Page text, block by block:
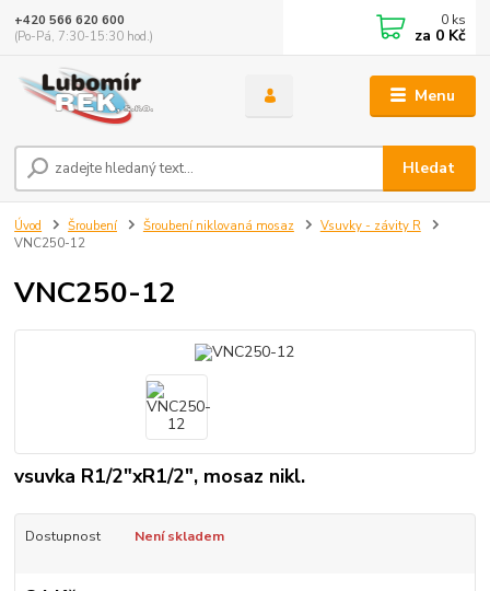
Menu
Hledat
+420 566 620 600
(Po-Pá, 7:30-15:30 hod.)
0 ks
za 0 Kč
Úvod Šroubení Šroubení niklovaná mosaz
Vsuvky - závity R
VNC250-12
VNC250-12
vsuvka R1/2"xR1/2", mosaz nikl.
Dostupnost Není skladem